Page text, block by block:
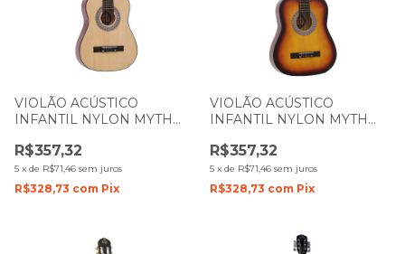
VIOLÃO ACÚSTICO
INFANTIL NYLON MYTH
NATURAL 1015
R$357,32
5 x de R$71,46 sem juros
R$328,73 com Pix
VIOLÃO ACÚSTICO
INFANTIL NYLON MYTH
SUNBURST 1087
R$357,32
5 x de R$71,46 sem juros
R$328,73 com Pix